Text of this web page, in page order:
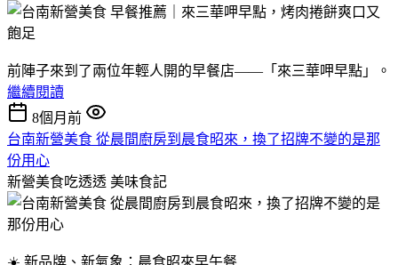
前陣子來到了兩位年輕人開的早餐店——「來三華呷早點」。
繼續閱讀
8個月前
台南新營美食 從晨間廚房到晨食昭來，換了招牌不變的是那
份用心
新營美食吃透透 美味食記